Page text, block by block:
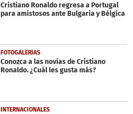
Cristiano Ronaldo regresa a Portugal
para amistosos ante Bulgaria y Bélgica
FOTOGALERÍAS
Conozca a las novias de Cristiano
Ronaldo. ¿Cuál les gusta más?
INTERNACIONALES